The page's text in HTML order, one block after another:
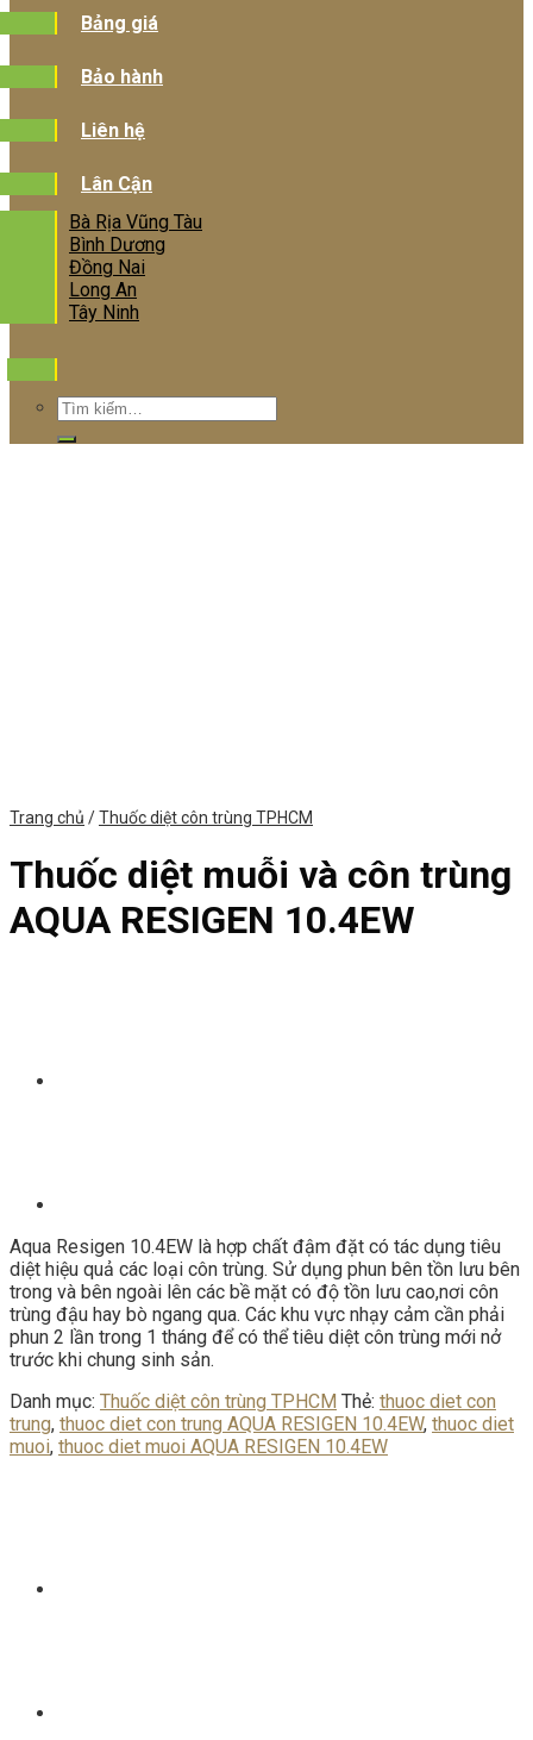
Bảng giá
Bảo hành
Liên hệ
Lân Cận
Bà Rịa Vũng Tàu
Bình Dương
Đồng Nai
Long An
Tây Ninh
Tìm
kiếm:
Trang chủ /Thuốc diệt côn trùng TPHCM
Thuốc diệt muỗi và côn trùng
AQUA RESIGEN 10.4EW
Aqua Resigen 10.4EW là hợp chất đậm đặt có tác dụng tiêu
diệt hiệu quả các loại côn trùng. Sử dụng phun bên tồn lưu bên
trong và bên ngoài lên các bề mặt có độ tồn lưu cao,nơi côn
trùng đậu hay bò ngang qua. Các khu vực nhạy cảm cần phải
phun 2 lần trong 1 tháng để có thể tiêu diệt côn trùng mới nở
trước khi chung sinh sản.
Danh mục: Thuốc diệt côn trùng TPHCM Thẻ: thuoc diet con
trung, thuoc diet con trung AQUA RESIGEN 10.4EW, thuoc diet
muoi, thuoc diet muoi AQUA RESIGEN 10.4EW